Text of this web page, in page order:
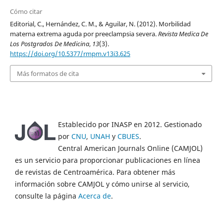
Cómo citar
Editorial, C., Hernández, C. M., & Aguilar, N. (2012). Morbilidad
materna extrema aguda por preeclampsia severa.Revista Medica De
Los Postgrados De Medicina, 13(3).
https://doi.org/10.5377/rmpm.v13i3.625
Más formatos de cita
Establecido por INASP en 2012. Gestionado
por CNU, UNAH y CBUES.
Central American Journals Online (CAMJOL)
es un servicio para proporcionar publicaciones en línea
de revistas de Centroamérica. Para obtener más
información sobre CAMJOL y cómo unirse al servicio,
consulte la página Acerca de.